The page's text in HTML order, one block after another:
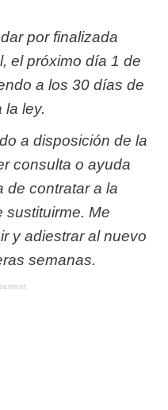
por finalizada
el próximo día 1 de
a los 30 días de
la ley.
a disposición de la
consulta o ayuda
de contratar a la
sustituirme. Me
y adiestrar al nuevo
semanas.